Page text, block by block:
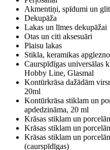
Akmentiņi, spīdumi un
Dekupāža
Lakas un līmes dekupāžai
Otas un citi aksesuāri
Plaisu lakas
Stikla, keramikas
Caurspīdīgas universālas
Hobby Line, Glasmal
Kontūrkrāsa dažādām
20ml
Kontūrkrāsa stiklam un
apdedzināma, 20 ml
Krāsas stiklam un
Krāsas stiklam un
Krāsas stiklam un
(caurspīdīgas)